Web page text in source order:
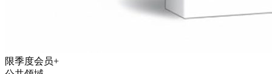
限季度会员+